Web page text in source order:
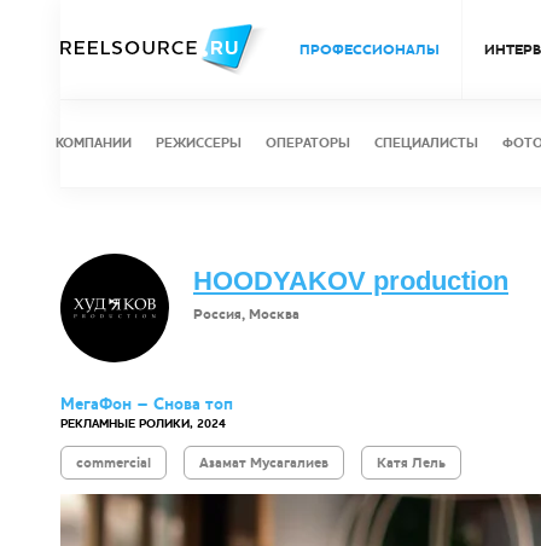
ПРОФЕССИОНАЛЫ
КОМПАНИИ РЕЖИССЕРЫ ОПЕРАТОРЫ СПЕЦИАЛИСТЫ
HOODYAKOV production
Россия, Москва
МегаФон – Снова топ
РЕКЛАМНЫЕ РОЛИКИ, 2024
commercial Азамат Мусагалиев Катя Лель